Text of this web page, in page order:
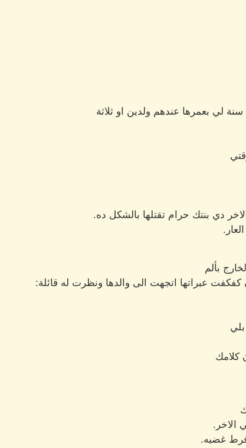
دي بنتك حرام تقتلها بالشكل ده.
بألم
عبراتها اتجهت الى والدها ونظرت له قائلة:
كلامك
الاخر.
فرط غضبه.